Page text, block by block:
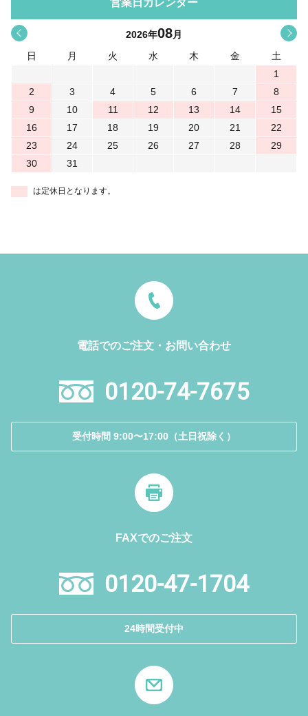
営業日カレンダー
< 2026年08月
日
月 火 水 木 金
土
1
2
3 4 5 6 7
8
9
10 11 12 13 14
15
16
17 18 19 20 21
22
23
24 25 26 27 28
29
30
31
は定休日となります。
電話でのご注文・お問い合わせ
0120-74-7675
受付時間 9:00〜17:00（土日祝除く）
FAXでのご注文
0120-47-1704
24時間受付中